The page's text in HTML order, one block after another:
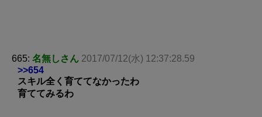
665: 名無しさん 2017/07/12(水) 12:37:28.59
>>654
スキル全く育ててなかったわ
育ててみるわ